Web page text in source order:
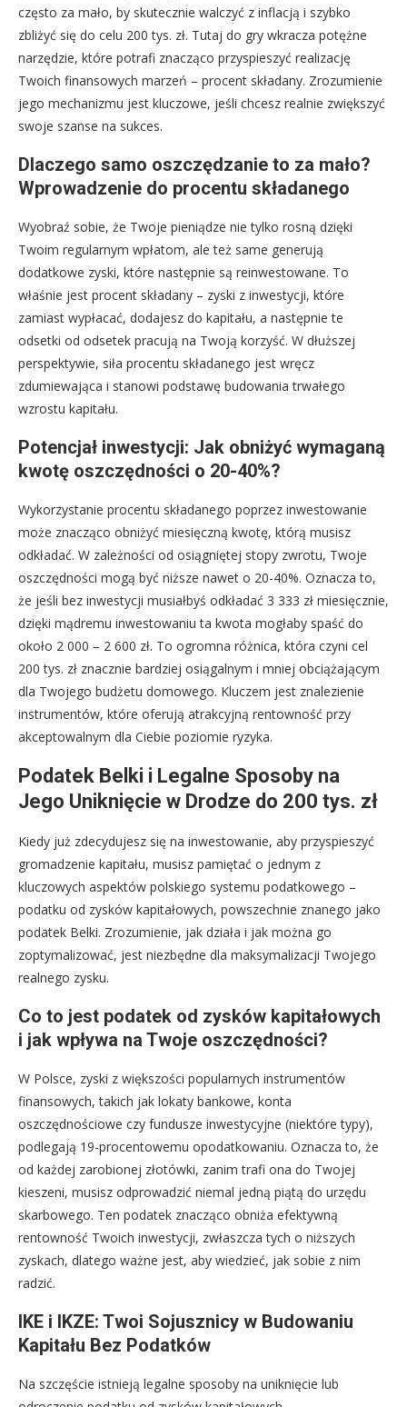
często za mało, by skutecznie walczyć z inflacją i szybko
zbliżyć się do celu 200 tys. zł. Tutaj do gry wkracza potężne
narzędzie, które potrafi znacząco przyspieszyć realizację
Twoich finansowych marzeń – procent składany. Zrozumienie
jego mechanizmu jest kluczowe, jeśli chcesz realnie zwiększyć
swoje szanse na sukces.
Dlaczego samo oszczędzanie to za mało?
Wprowadzenie do procentu składanego
Wyobraź sobie, że Twoje pieniądze nie tylko rosną dzięki
Twoim regularnym wpłatom, ale też same generują
dodatkowe zyski, które następnie są reinwestowane. To
właśnie jest procent składany – zyski z inwestycji, które
zamiast wypłacać, dodajesz do kapitału, a następnie te
odsetki od odsetek pracują na Twoją korzyść. W dłuższej
perspektywie, siła procentu składanego jest wręcz
zdumiewająca i stanowi podstawę budowania trwałego
wzrostu kapitału.
Potencjał inwestycji: Jak obniżyć wymaganą
kwotę oszczędności o 20-40%?
Wykorzystanie procentu składanego poprzez inwestowanie
może znacząco obniżyć miesięczną kwotę, którą musisz
odkładać. W zależności od osiągniętej stopy zwrotu, Twoje
oszczędności mogą być niższe nawet o 20-40%. Oznacza to,
że jeśli bez inwestycji musiałbyś odkładać 3 333 zł miesięcznie,
dzięki mądremu inwestowaniu ta kwota mogłaby spaść do
około 2 000 – 2 600 zł. To ogromna różnica, która czyni cel
200 tys. zł znacznie bardziej osiągalnym i mniej obciążającym
dla Twojego budżetu domowego. Kluczem jest znalezienie
instrumentów, które oferują atrakcyjną rentowność przy
akceptowalnym dla Ciebie poziomie ryzyka.
Podatek Belki i Legalne Sposoby na
Jego Uniknięcie w Drodze do 200 tys. zł
Kiedy już zdecydujesz się na inwestowanie, aby przyspieszyć
gromadzenie kapitału, musisz pamiętać o jednym z
kluczowych aspektów polskiego systemu podatkowego –
podatku od zysków kapitałowych, powszechnie znanego jako
podatek Belki. Zrozumienie, jak działa i jak można go
zoptymalizować, jest niezbędne dla maksymalizacji Twojego
realnego zysku.
Co to jest podatek od zysków kapitałowych
i jak wpływa na Twoje oszczędności?
W Polsce, zyski z większości popularnych instrumentów
finansowych, takich jak lokaty bankowe, konta
oszczędnościowe czy fundusze inwestycyjne (niektóre typy),
podlegają 19-procentowemu opodatkowaniu. Oznacza to, że
od każdej zarobionej złotówki, zanim trafi ona do Twojej
kieszeni, musisz odprowadzić niemal jedną piątą do urzędu
skarbowego. Ten podatek znacząco obniża efektywną
rentowność Twoich inwestycji, zwłaszcza tych o niższych
zyskach, dlatego ważne jest, aby wiedzieć, jak sobie z nim
radzić.
IKE i IKZE: Twoi Sojusznicy w Budowaniu
Kapitału Bez Podatków
Na szczęście istnieją legalne sposoby na uniknięcie lub